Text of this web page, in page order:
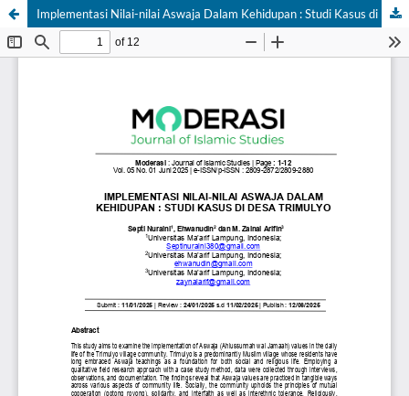
Implementasi Nilai-nilai Aswaja Dalam Kehidupan : Studi Kasus di Desa Trimulyo